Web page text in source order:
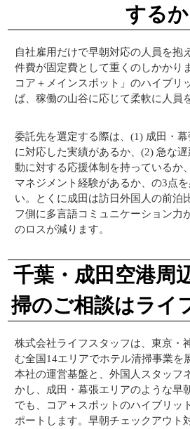
するか
自社雇用だけで早朝対応の人員を抱
件費が固定費として重くのしかかり
コア＋メインスポット」のハイブリ
ば、稼働の山谷に応じて柔軟に人員
委託先を選定する際は、(1) 成田・
に対応した実績があるか、(2) 急な
動に対する応援体制を持っているか
マネジメント経験があるか、の3点
い。とくに成田は訪日外国人の前泊
フ側に多言語コミュニケーション力
のロスが減ります。
千葉・成田空港周
掃のご相談はライ
株式会社ライフスタッフは、東京・
む全国14エリアでホテル清掃事業を
本社の運営基盤と、外国人スタッフ
かし、成田・幕張エリアのような早
でも、コア＋スポットのハイブリッ
ポートします。早朝チェックアウト